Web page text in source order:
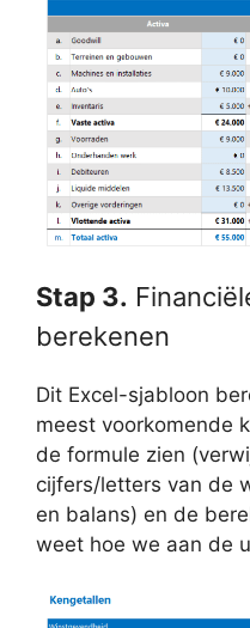
Stap 3.
berekenen
Dit Excel-sjabloon
meest voorkomende
de formule zien
cijfers/letters van de
en balans) en de
weet hoe we aan de